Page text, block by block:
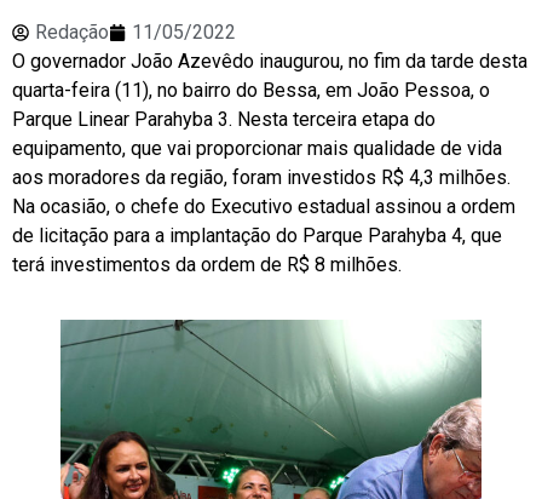
Redação
11/05/2022
O governador João Azevêdo inaugurou, no fim da tarde desta
quarta-feira (11), no bairro do Bessa, em João Pessoa, o
Parque Linear Parahyba 3. Nesta terceira etapa do
equipamento, que vai proporcionar mais qualidade de vida
aos moradores da região, foram investidos R$ 4,3 milhões.
Na ocasião, o chefe do Executivo estadual assinou a ordem
de licitação para a implantação do Parque Parahyba 4, que
terá investimentos da ordem de R$ 8 milhões.